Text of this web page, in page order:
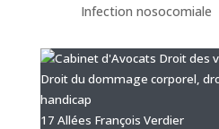
Infection nosocomiale
Droit du dommage corporel,
handicap
17 Allées François Verdier